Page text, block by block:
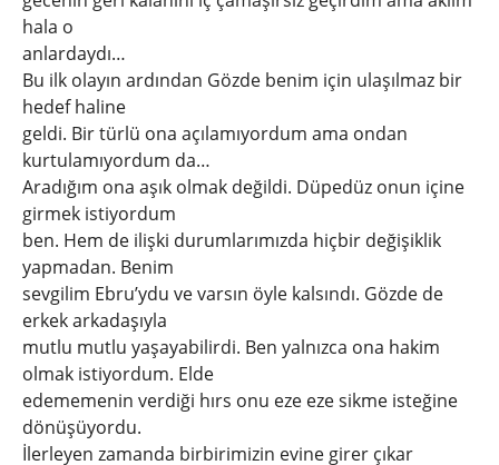
hala o
anlardaydı…
Bu ilk olayın ardından Gözde benim için ulaşılmaz bir
hedef haline
geldi. Bir türlü ona açılamıyordum ama ondan
kurtulamıyordum da…
Aradığım ona aşık olmak değildi. Düpedüz onun içine
girmek istiyordum
ben. Hem de ilişki durumlarımızda hiçbir değişiklik
yapmadan. Benim
sevgilim Ebru’ydu ve varsın öyle kalsındı. Gözde de
erkek arkadaşıyla
mutlu mutlu yaşayabilirdi. Ben yalnızca ona hakim
olmak istiyordum. Elde
edememenin verdiği hırs onu eze eze sikme isteğine
dönüşüyordu.
İlerleyen zamanda birbirimizin evine girer çıkar